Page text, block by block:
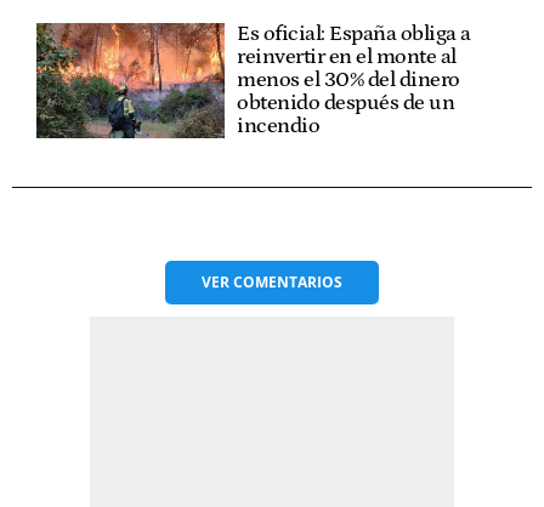
Es oficial: España obliga a
reinvertir en el monte al
menos el 30% del dinero
obtenido después de un
incendio
VERCOMENTARIOS